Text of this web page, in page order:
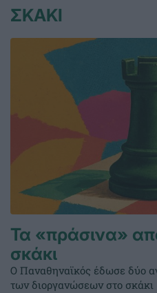
ΣΚΑΚΙ
Τα «πράσινα»
σκάκι
Ο Παναθηναϊκός έδωσε δύο
των διοργανώσεων στο σκάκι